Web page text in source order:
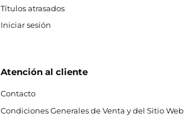
Títulos atrasados
Iniciar sesión
Atención al cliente
Contacto
Condiciones Generales de Venta y del Sitio Web